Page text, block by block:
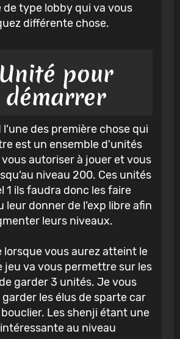
type lobby qui va vous
différente chose.
Unité pour
démarrer
des première chose qui
est un ensemble d'unités
autoriser à jouer et vous
niveau 200. Ces unités
1 ils faudra donc les faire
leur donner de l’exp libre afin
leurs niveaux.
lorsque vous aurez atteint le
jeu va vous permettre sur les
garder 3 unités. Je vous
garder les élus de sparte car
bouclier. Les shenji étant une
au niveau